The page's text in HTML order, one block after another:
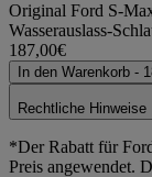
Original Ford S-
Wasserauslass-
187,00€
In den Warenkorb -
Rechtliche Hinweise
*Der Rabatt für
Preis angewendet.